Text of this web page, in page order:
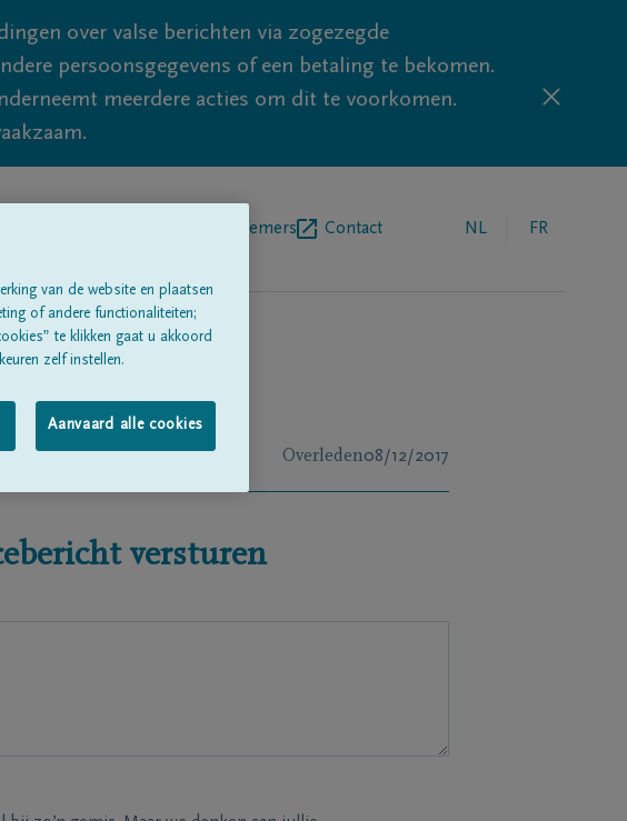
over valse berichten via zogezegde
persoonsgegevens of een betaling te bekomen.
meerdere acties om dit te voorkomen.
Begrafenisondernemers Contact NL FR
Overleden08/12/2017
versturen
van de website en plaatsen
of andere functionaliteiten;
te klikken gaat u akkoord
zelf instellen.
Aanvaard alle cookies